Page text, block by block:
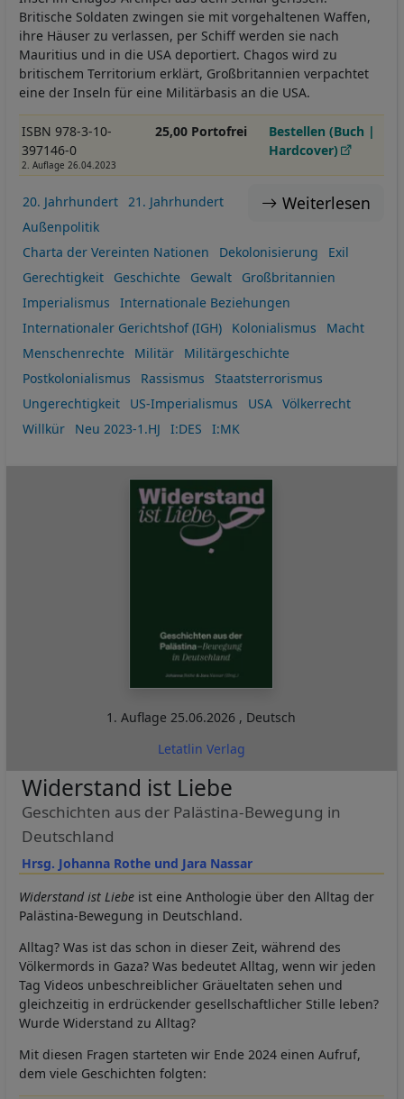
Britische Soldaten zwingen sie mit vorgehaltenen Waffen,
ihre Häuser zu verlassen, per Schiff werden sie nach
Mauritius und in die USA deportiert. Chagos wird zu
britischem Territorium erklärt, Großbritannien verpachtet
eine der Inseln für eine Militärbasis an die USA.
ISBN 978-3-10-
397146-0
2. Auflage 26.04.2023
25,00 Portofrei
Bestellen (Buch |
Hardcover)
Weiterlesen
20. Jahrhundert
21. Jahrhundert
Außenpolitik
Charta der Vereinten Nationen
Dekolonisierung
Exil
Gerechtigkeit
Geschichte Gewalt
Großbritannien
Imperialismus
Internationale Beziehungen
Internationaler Gerichtshof (IGH)
Kolonialismus
Macht
Menschenrechte
Militär
Militärgeschichte
Postkolonialismus
Rassismus
Staatsterrorismus
Ungerechtigkeit
US-Imperialismus USA
Völkerrecht
Willkür
Neu 2023-1.HJ I:DES I:MK
1. Auflage25.06.2026 , Deutsch
Letatlin Verlag
Hrsg. Johanna Rothe und Jara Nassar
Widerstand ist Liebe
Geschichten aus der Palästina-Bewegung in
Deutschland
Widerstand ist Liebe ist eine Anthologie über den Alltag der
Palästina-Bewegung in Deutschland.
Alltag? Was ist das schon in dieser Zeit, während des
Völkermords in Gaza? Was bedeutet Alltag, wenn wir jeden
Tag Videos unbeschreiblicher Gräueltaten sehen und
gleichzeitig in erdrückender gesellschaftlicher Stille leben?
Wurde Widerstand zu Alltag?
Mit diesen Fragen starteten wir Ende 2024 einen Aufruf,
dem viele Geschichten folgten: